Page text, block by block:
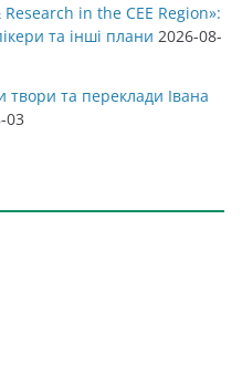
in the CEE Region»:
та інші плани 2026-08-
та переклади Івана
03